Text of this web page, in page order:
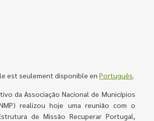
est seulement disponible enPortuguês.
da Associação Nacional de Municípios
realizou hoje uma reunião com o
de Missão Recuperar Portugal,